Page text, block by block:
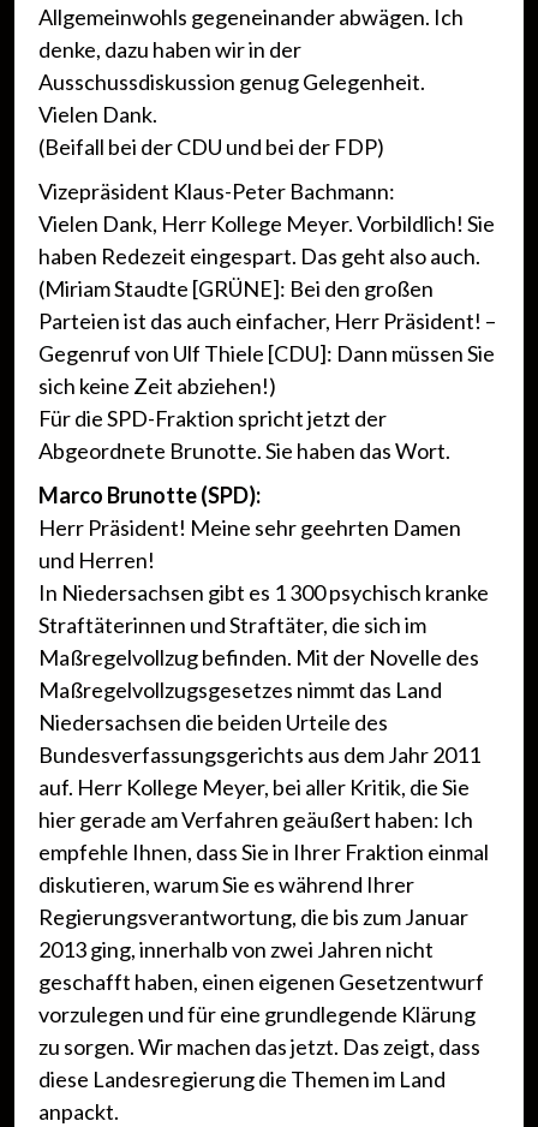
Allgemeinwohls gegeneinander abwägen. Ich
denke, dazu haben wir in der
Ausschussdiskussion genug Gelegenheit.
Vielen Dank.
(Beifall bei der CDU und bei der FDP)
Vizepräsident Klaus-Peter Bachmann:
Vielen Dank, Herr Kollege Meyer. Vorbildlich! Sie
haben Redezeit eingespart. Das geht also auch.
(Miriam Staudte [GRÜNE]: Bei den großen
Parteien ist das auch einfacher, Herr Präsident! –
Gegenruf von Ulf Thiele [CDU]: Dann müssen Sie
sich keine Zeit abziehen!)
Für die SPD-Fraktion spricht jetzt der
Abgeordnete Brunotte. Sie haben das Wort.
Marco Brunotte (SPD):
Herr Präsident! Meine sehr geehrten Damen
und Herren!
In Niedersachsen gibt es 1 300 psychisch kranke
Straftäterinnen und Straftäter, die sich im
Maßregelvollzug befinden. Mit der Novelle des
Maßregelvollzugsgesetzes nimmt das Land
Niedersachsen die beiden Urteile des
Bundesverfassungsgerichts aus dem Jahr 2011
auf. Herr Kollege Meyer, bei aller Kritik, die Sie
hier gerade am Verfahren geäußert haben: Ich
empfehle Ihnen, dass Sie in Ihrer Fraktion einmal
diskutieren, warum Sie es während Ihrer
Regierungsverantwortung, die bis zum Januar
2013 ging, innerhalb von zwei Jahren nicht
geschafft haben, einen eigenen Gesetzentwurf
vorzulegen und für eine grundlegende Klärung
zu sorgen. Wir machen das jetzt. Das zeigt, dass
diese Landesregierung die Themen im Land
anpackt.